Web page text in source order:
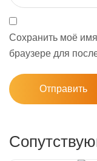
Сохранить моё
браузере для